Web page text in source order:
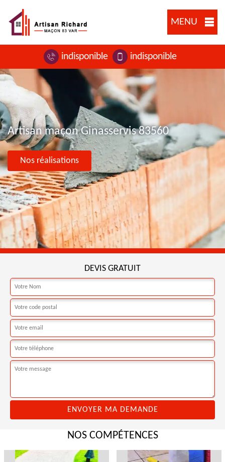
MENU
indisponible indisponible
Artisan maçon Ginasservis 83560
Nos réalisations
DEVIS GRATUIT
NOS COMPÉTENCES